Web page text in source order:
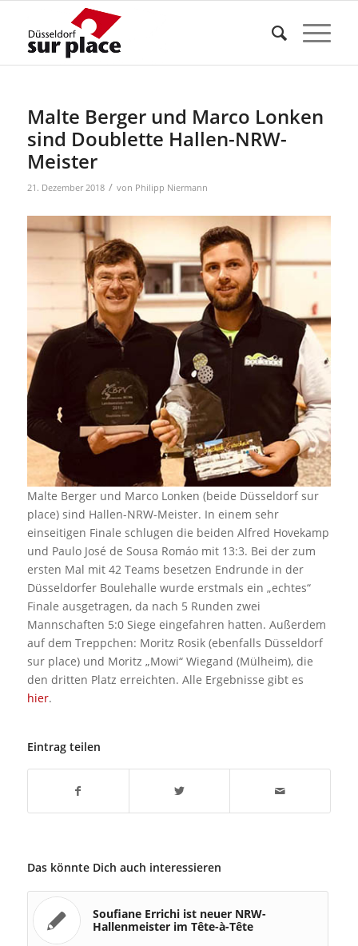
Malte Berger und Marco Lonken
sind Doublette Hallen-NRW-
Meister
21. Dezember 2018 / von Philipp Niermann
Malte Berger und Marco Lonken (beide Düsseldorf sur
place) sind Hallen-NRW-Meister. In einem sehr
einseitigen Finale schlugen die beiden Alfred Hovekamp
und Paulo José de Sousa Romáo mit 13:3. Bei der zum
ersten Mal mit 42 Teams besetzen Endrunde in der
Düsseldorfer Boulehalle wurde erstmals ein „echtes“
Finale ausgetragen, da nach 5 Runden zwei
Mannschaften 5:0 Siege eingefahren hatten. Außerdem
auf dem Treppchen: Moritz Rosik (ebenfalls Düsseldorf
sur place) und Moritz „Mowi“ Wiegand (Mülheim), die
den dritten Platz erreichten. Alle Ergebnisse gibt es
hier.
Eintrag teilen
Das könnte Dich auch interessieren
Soufiane Errichi ist neuer NRW-
Hallenmeister im Tête-à-Tête